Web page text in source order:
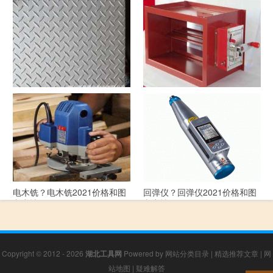
洗沙机？洗沙机2021价格和图
文详情
经纬仪？经纬仪2021价格和图
文详情
花纹板？花纹板2021价格和图
文详情
排烟阀？排烟阀2021价格和图
电木铣？电木铣2021价格和图
文详情
回弹仪？回弹仪2021价格和图
文详情
Copyright © 2012 - 2026 湖北工具网 Powered by 网站分类目录 | 精选推荐文章 | 网
站地图 | 疑难解答